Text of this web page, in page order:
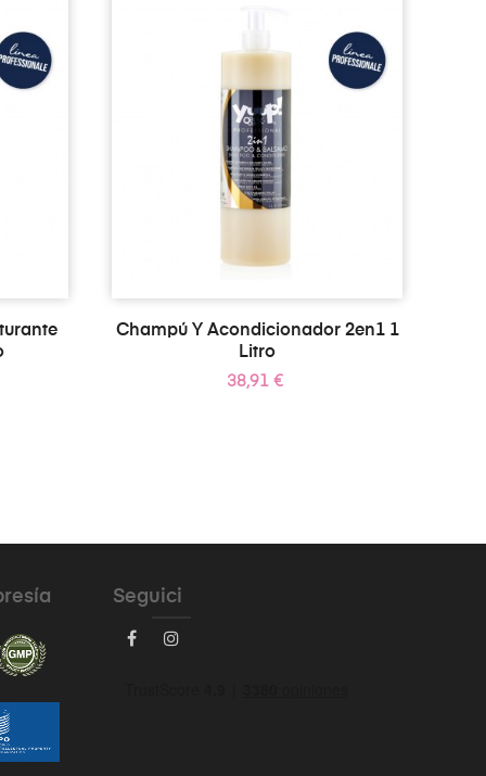
Champú Y Acondicionador 2en1 1
Litro
Precio
38,91 €
Seguici